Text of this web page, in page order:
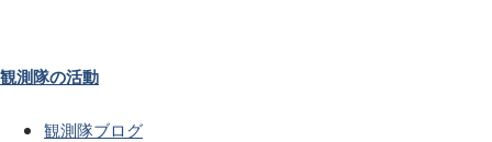
観測隊の活動
観測隊ブログ